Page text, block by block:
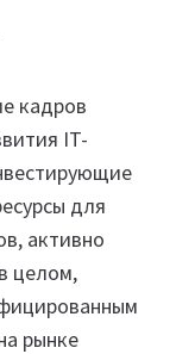
кадров
IT-
для
активно
целом,
рынке